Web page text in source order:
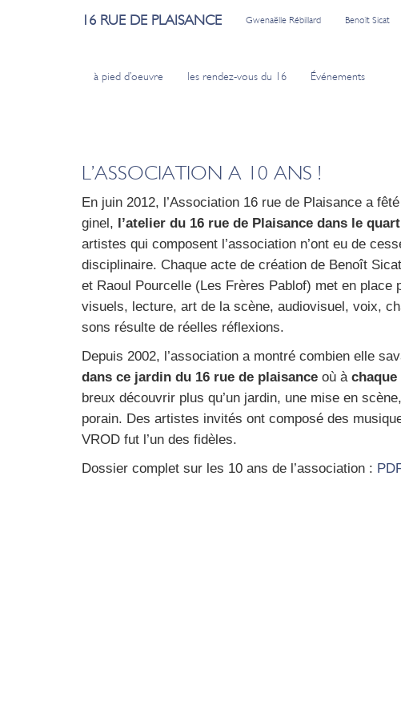
16 RUE DE PLAISANCE Gwenaëlle Rébillard Benoît Sicat
à pied d’oeuvre les rendez-vous du 16 Événements
L’ASSOCIATION A 10 ANS !
En juin 2012, l’Association 16 rue de Plai­sance a
gi­nel, l’atelier du 16 rue de Plai­sance dans le
artistes qui com­posent l’association n’ont eu de
dis­ci­pli­naire. Chaque acte de créa­tion de Benoît
et Raoul Pour­celle (Les Frères Pablof) met en place
visuels, lec­ture, art de la scène, audio­vi­suel, voix,
sons résulte de réelles réflexions.
Depuis 2002, l’association a mon­tré com­bien elle
dans ce jar­din du 16 rue de plai­sance où à
breux décou­vrir plus qu’un jar­din, une mise en
po­rain. Des artistes invi­tés ont com­po­sé des
VROD fut l’un des fidèles.
Dos­sier com­plet sur les 10 ans de l’association :